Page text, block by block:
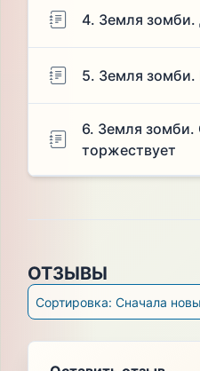
4. Земля зомби.
5. Земля зомби.
6. Земля зомби.
торжествует
ОТЗЫВЫ
Сортировка: Сначала